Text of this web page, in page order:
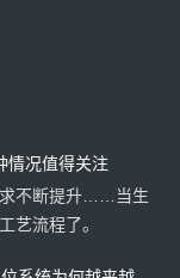
、价值以及容易混
况值得关注
不断提升……当生
系统为何越来越受
AMF零点定位系统